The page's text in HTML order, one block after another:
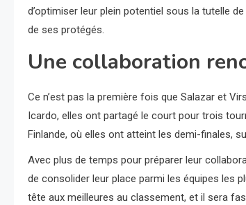
d’optimiser leur plein potentiel sous la tutelle
de ses protégés.
Une collaboration
Ce n’est pas la première fois que Salazar et
Icardo, elles ont partagé le court pour trois
Finlande, où elles ont atteint les demi-finales,
Avec plus de temps pour préparer leur
de consolider leur place parmi les équipes les
tête aux meilleures au classement, et il sera